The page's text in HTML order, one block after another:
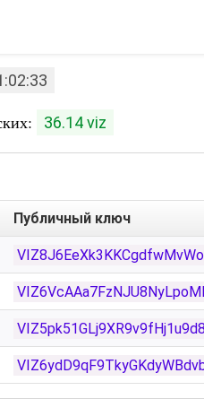
36.14 viz
Публичный ключ